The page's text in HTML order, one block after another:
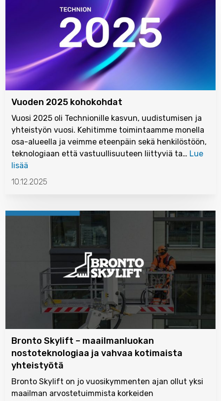
Vuoden 2025 kohokohdat
Vuosi 2025 oli Technionille kasvun, uudistumisen ja
yhteistyön vuosi. Kehitimme toimintaamme monella
osa-alueella ja veimme eteenpäin sekä henkilöstöön,
teknologiaan että vastuullisuuteen liittyviä ta… Lue
lisää
10.12.2025
Bronto Skylift – maailmanluokan
nostoteknologiaa ja vahvaa kotimaista
yhteistyötä
Bronto Skylift on jo vuosikymmenten ajan ollut yksi
maailman arvostetuimmista korkeiden